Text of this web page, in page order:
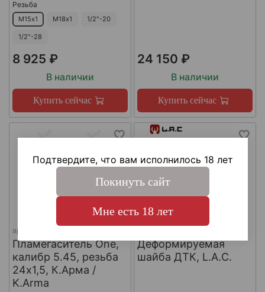
Резьба
М15х1 М18х1 1/2"-20
1/2"-28
8 925 ₽
В наличии
Купить сейчас
24 150 ₽
В наличии
Купить сейчас
арт.
Пламегаситель One,
калибр 5.45, резьба
24х1,5, К.Арма /
K.Arma
Деформируемая
шайба ДТК, L.A.C.
Подтвердите, что вам исполнилось 18 лет
Покинуть сайт
Мне есть 18 лет